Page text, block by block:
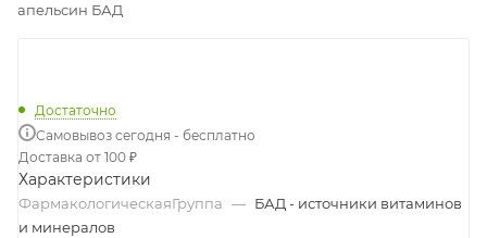
апельсин БАД
Достаточно
Самовывоз сегодня - бесплатно
Доставка от 100 ₽
Характеристики
ФармакологическаяГруппа — БАД - источники витаминов
и минералов